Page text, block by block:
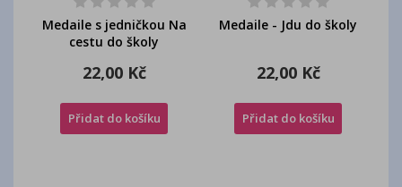
Medaile s jedničkou Na
cestu do školy
22,00 Kč
Přidat do košíku
Medaile - Jdu do školy
22,00 Kč
Přidat do košíku